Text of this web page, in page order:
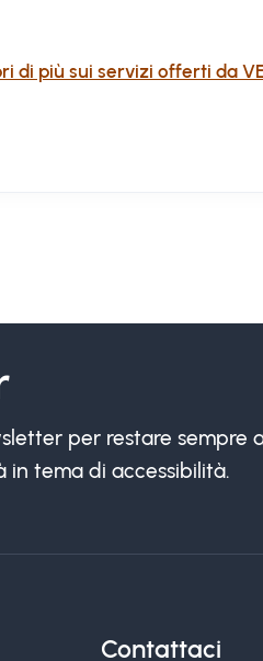
di più sui servizi offerti da
per restare sempre
tema di accessibilità.
Contattaci